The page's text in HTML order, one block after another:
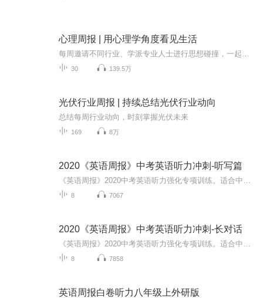
心理周报 | 用心理学角度看见生活
30 139.5万
光伏行业周报 | 持续总结光伏行业动向
总结每周行业动向，时刻掌握光伏未来
169 8万
2020《英语周报》中考英语听力冲刺-听写篇
8 7067
2020《英语周报》中考英语听力冲刺-长对话
8 7858
英语周报白卷听力八年级上外研版